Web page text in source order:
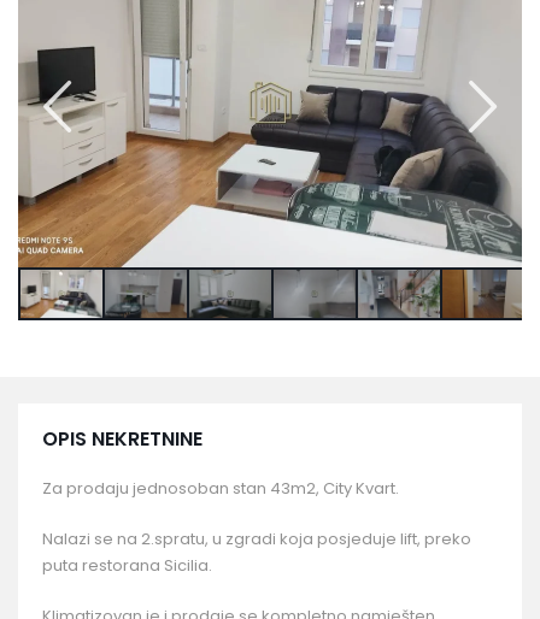
OPIS NEKRETNINE
Za prodaju jednosoban stan 43m2, City Kvart.
Nalazi se na 2.spratu, u zgradi koja posjeduje lift, preko
puta restorana Sicilia.